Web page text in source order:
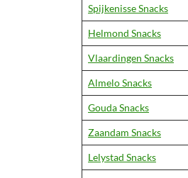
Spijkenisse Snacks
Helmond Snacks
Vlaardingen Snacks
Almelo Snacks
Gouda Snacks
Zaandam Snacks
Lelystad Snacks